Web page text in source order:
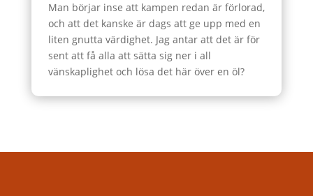
Man börjar inse att kampen redan är förlorad,
och att det kanske är dags att ge upp med en
liten gnutta värdighet. Jag antar att det är för
sent att få alla att sätta sig ner i all
vänskaplighet och lösa det här över en öl?